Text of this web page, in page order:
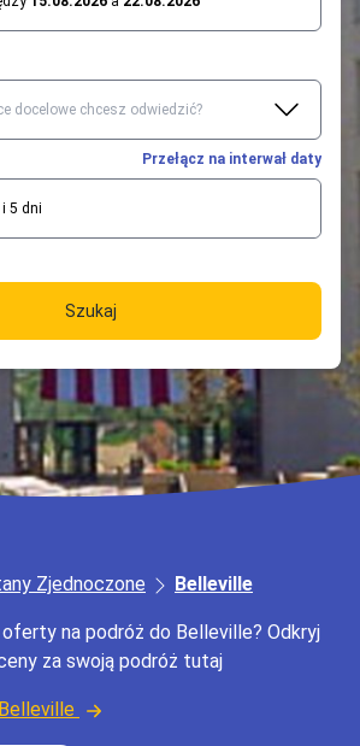
Przełącz na interwał daty
5 dni
Szukaj
Zjednoczone Belleville
na podróż do Belleville? Odkryj
za swoją podróż tutaj